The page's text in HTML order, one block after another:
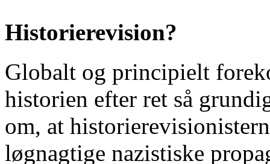
Historierevision?
Globalt og principielt
historien efter ret så
om, at
løgnagtige nazistiske